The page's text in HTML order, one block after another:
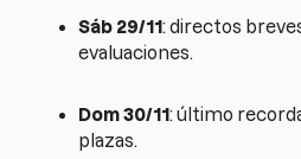
Sáb 29/11: directos
evaluaciones.
Dom 30/11: último
plazas.